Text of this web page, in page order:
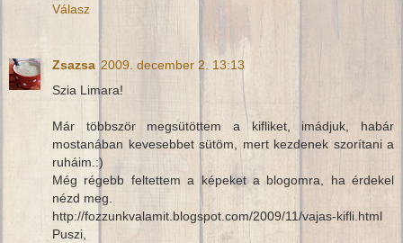
Válasz
Zsazsa 2009. december 2. 13:13
Szia Limara!
Már többször megsütöttem a kifliket, imádjuk, habár
mostanában kevesebbet sütöm, mert kezdenek szorítani a
ruháim.:)
Még régebb feltettem a képeket a blogomra, ha érdekel
nézd meg.
http://fozzunkvalamit.blogspot.com/2009/11/vajas-kifli.html
Puszi,